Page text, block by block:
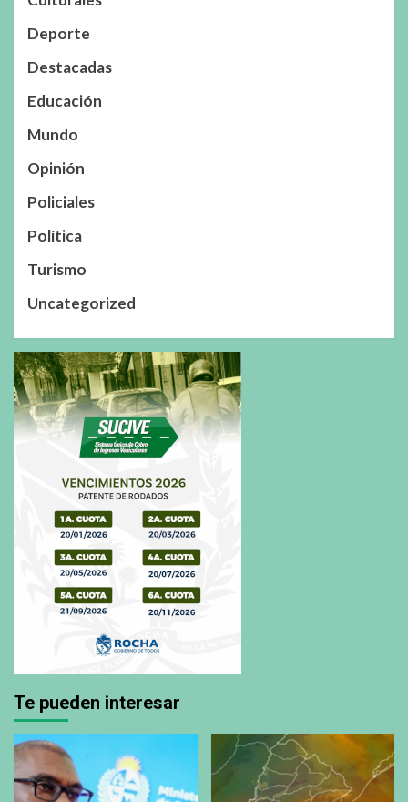
Deporte
Destacadas
Educación
Mundo
Opinión
Policiales
Política
Turismo
Uncategorized
Te pueden interesar